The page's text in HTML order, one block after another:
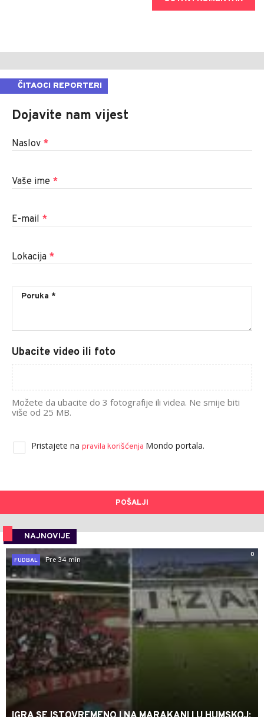
ČITAOCI REPORTERI
Dojavite nam vijest
Naslov *
Vaše ime *
E-mail *
Lokacija *
Ubacite video ili foto
Možete da ubacite do 3 fotografije ili videa. Ne smije biti
više od 25 MB.
Pristajete na pravila korišćenja Mondo portala.
POŠALJI
NAJNOVIJE
0
FUDBAL
Pre 34 min